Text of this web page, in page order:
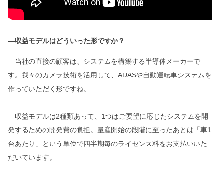
―収益モデルはどういった形ですか？
当社の直接の顧客は、システムを構築する半導体メーカーで
す。我々のカメラ技術を活用して、ADASや自動運転車システムを
作っていただく形ですね。
収益モデルは2種類あって、1つはご要望に応じたシステムを開
発するための開発費の負担。量産開始の段階に至ったあとは「車1
台あたり」という単位で四半期毎のライセンス料をお支払いいた
だいています。